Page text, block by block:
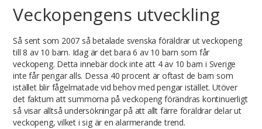
Veckopengens utveckling
Så sent som 2007 så betalade svenska föräldrar ut veckopeng
till 8 av 10 barn. Idag är det bara 6 av 10 barn som får
veckopeng. Detta innebär dock inte att 4 av 10 barn i Sverige
inte får pengar alls. Dessa 40 procent är oftast de barn som
istället blir fågelmatade vid behov med pengar istället. Utöver
det faktum att summorna på veckopeng förändras kontinuerligt
så visar alltså undersökningar på att allt färre föräldrar delar ut
veckopeng, vilket i sig är en alarmerande trend.